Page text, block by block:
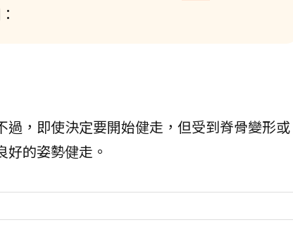
，即使決定要開始健走，但受到脊骨變形或
的姿勢健走。